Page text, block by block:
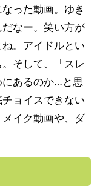
った動画。ゆき
なー。笑い方が
。アイドルとい
そして、「スレ
にあるのか…と思
ョイスできない
イク動画や、ダ